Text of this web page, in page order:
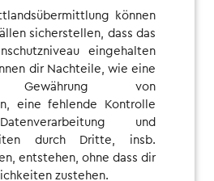
können
sicherstellen, dass das
eingehalten
dir Nachteile, wie eine
Gewährung von
eine fehlende Kontrolle
und
durch Dritte, insb.
entstehen, ohne dass dir
zustehen.